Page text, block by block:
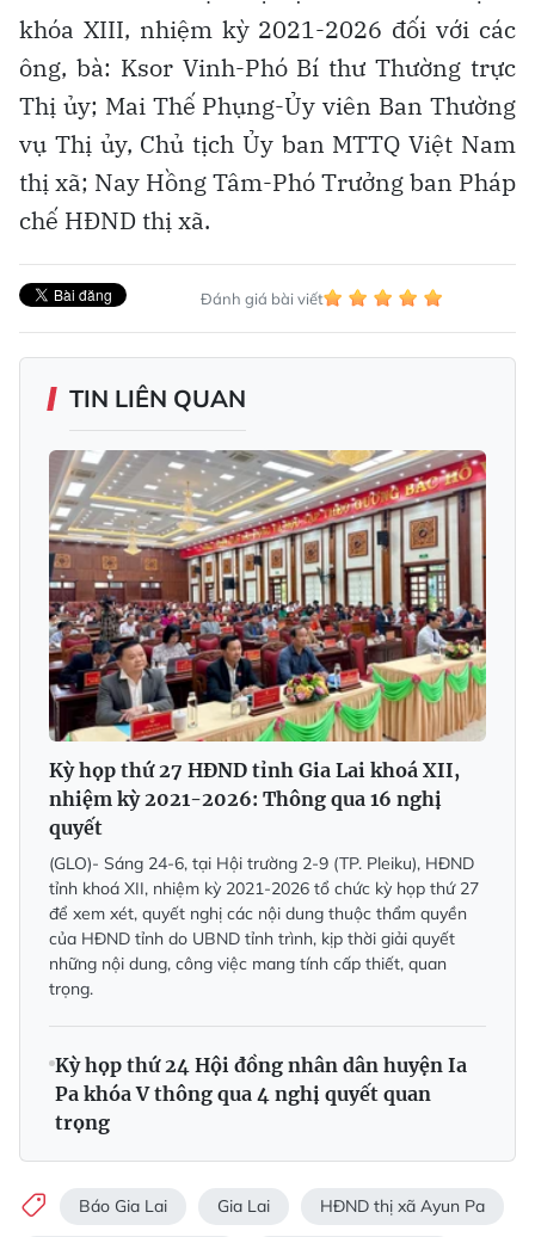
khóa XIII, nhiệm kỳ 2021-2026 đối với các
ông, bà: Ksor Vinh-Phó Bí thư Thường trực
Thị ủy; Mai Thế Phụng-Ủy viên Ban Thường
vụ Thị ủy, Chủ tịch Ủy ban MTTQ Việt Nam
thị xã; Nay Hồng Tâm-Phó Trưởng ban Pháp
chế HĐND thị xã.
Đánh giá bài viết
TIN LIÊN QUAN
Kỳ họp thứ 27 HĐND tỉnh Gia Lai khoá XII,
nhiệm kỳ 2021-2026: Thông qua 16 nghị
quyết
(GLO)- Sáng 24-6, tại Hội trường 2-9 (TP. Pleiku), HĐND
tỉnh khoá XII, nhiệm kỳ 2021-2026 tổ chức kỳ họp thứ 27
để xem xét, quyết nghị các nội dung thuộc thẩm quyền
của HĐND tỉnh do UBND tỉnh trình, kịp thời giải quyết
những nội dung, công việc mang tính cấp thiết, quan
trọng.
Kỳ họp thứ 24 Hội đồng nhân dân huyện Ia
Pa khóa V thông qua 4 nghị quyết quan
trọng
Báo Gia Lai Gia Lai HĐND thị xã Ayun Pa